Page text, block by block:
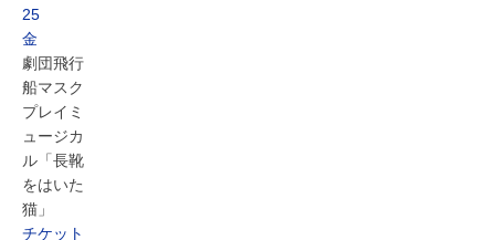
25
金
劇団飛行
船マスク
プレイミ
ュージカ
ル「長靴
をはいた
猫」
チケット